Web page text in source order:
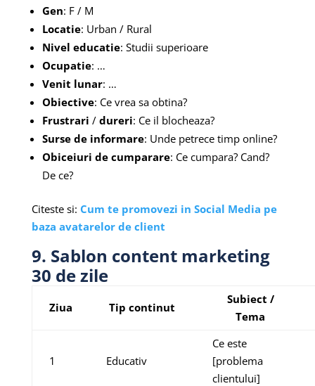
Gen: F / M
Locatie: Urban / Rural
Nivel educatie: Studii superioare
Ocupatie: …
Venit lunar: …
Obiective: Ce vrea sa obtina?
Frustrari / dureri: Ce il blocheaza?
Surse de informare: Unde petrece timp online?
Obiceiuri de cumparare: Ce cumpara? Cand?
De ce?
Citeste si: Cum te promovezi in Social Media pe
baza avatarelor de client
9. Sablon content marketing
30 de zile
Ziua Tip continut
Subiect /
Tema
1 Educativ
Ce este
[problema
clientului]